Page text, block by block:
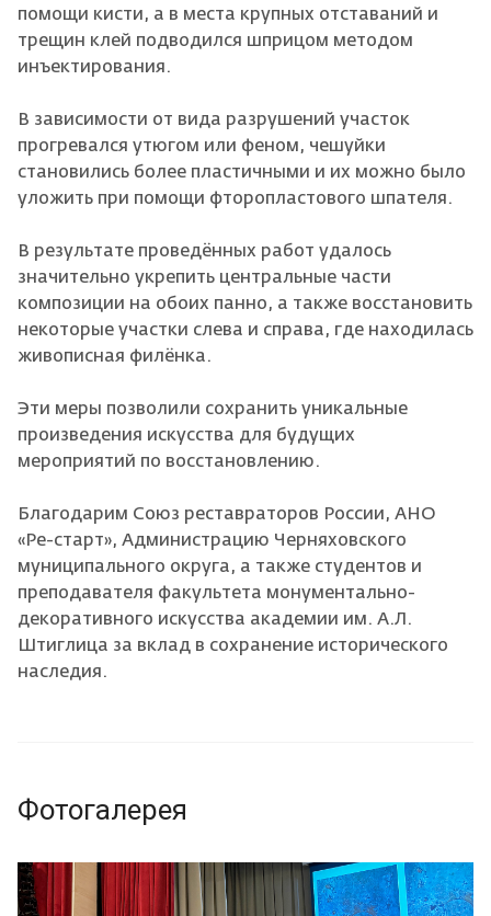
помощи кисти, а в места крупных отставаний и
трещин клей подводился шприцом методом
инъектирования.
В зависимости от вида разрушений участок
прогревался утюгом или феном, чешуйки
становились более пластичными и их можно было
уложить при помощи фторопластового шпателя.
В результате проведённых работ удалось
значительно укрепить центральные части
композиции на обоих панно, а также восстановить
некоторые участки слева и справа, где находилась
живописная филёнка.
Эти меры позволили сохранить уникальные
произведения искусства для будущих
мероприятий по восстановлению.
Благодарим Союз реставраторов России, АНО
«Ре-старт», Администрацию Черняховского
муниципального округа, а также студентов и
преподавателя факультета монументально-
декоративного искусства академии им. А.Л.
Штиглица за вклад в сохранение исторического
наследия.
Фотогалерея